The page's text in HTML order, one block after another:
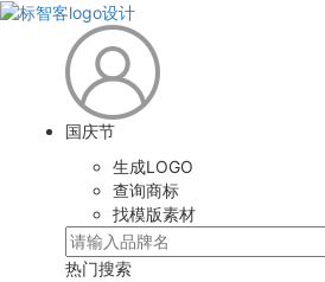
国庆节
生成LOGO
查询商标
找模版素材
热门搜索